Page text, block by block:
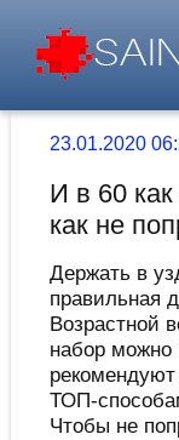
23.01.2020
И в 60
как не
Держать в
правильная
Возрастной
набор можно
ТОП-
Чтобы не